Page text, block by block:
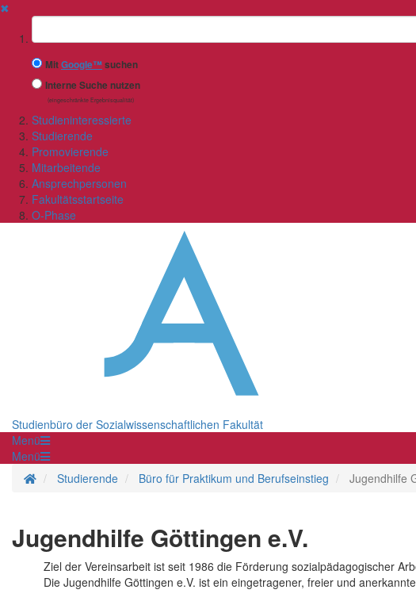
✖
Suchbegriff
MitGoogle™ suchen
Interne Suche nutzen
(eingeschränkte Ergebnisqualität)
Studieninteressierte
Studierende
Promovierende
Mitarbeitende
Ansprechpersonen
Fakultätsstartseite
O-Phase
Studienbüro der Sozialwissenschaftlichen Fakultät
Menü
Menü
Startseite
Studierende Büro für Praktikum und Berufseinstieg Jugendhilfe
Jugendhilfe Göttingen e.V.
Ziel der Vereinsarbeit ist seit 1986 die Förderung sozialpädagogischer
Die Jugendhilfe Göttingen e.V. ist ein eingetragener, freier und